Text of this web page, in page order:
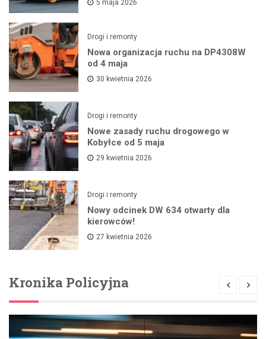
5 maja 2026
Drogi i remonty
Nowa organizacja ruchu na DP4308W
od 4 maja
30 kwietnia 2026
Drogi i remonty
Nowe zasady ruchu drogowego w
Kobyłce od 5 maja
29 kwietnia 2026
Drogi i remonty
Nowy odcinek DW 634 otwarty dla
kierowców!
27 kwietnia 2026
Kronika Policyjna